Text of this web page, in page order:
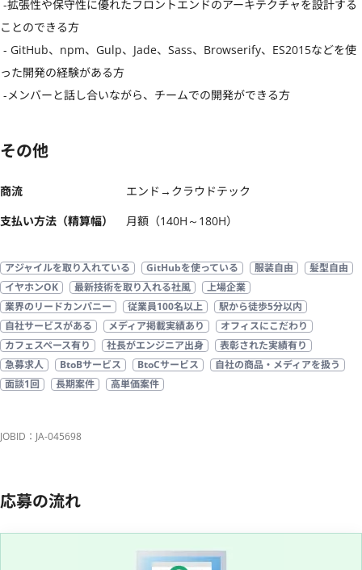
ことのできる方
った開発の経験がある方
-メンバーと話し合いながら、チームでの開発ができる方
その他
商流
エンド→クラウドテック
支払い方法（精算幅）
月額（140H～180H）
アジャイルを取り入れている GitHubを使っている 服装自由
髪型自由
イヤホンOK
最新技術を取り入れる社風
上場企業
業界のリードカンパニー
従業員100名以上
駅から徒歩5分以内
自社サービスがある
メディア掲載実績あり
オフィスにこだわり
カフェスペース有り
社長がエンジニア出身
表彰された実績有り
急募求人
BtoBサービス BtoCサービス
自社の商品・メディアを扱う
面談1回
長期案件 高単価案件
JOBID：JA-045698
応募の流れ